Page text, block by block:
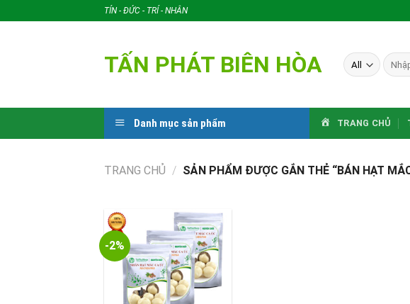
to
TÍN - ĐỨC - TRÍ - NHÂN
TẤN PHÁT BIÊN HÒA
Tìm
kiếm:
Danh mục sản phẩm TRANG CHỦ
TRANG CHỦ / SẢN PHẨM ĐƯỢC GẮN THẺ “BÁN HẠT
-2%